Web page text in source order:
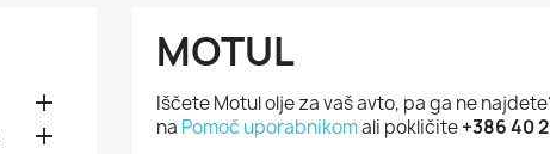


MOTUL
Iščete Motul olje za vaš avto, pa ga ne
na Pomoč uporabnikomali pokličite+386 40